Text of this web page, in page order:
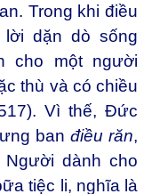
Trong khi điều
dặn dò sống
cho một người
thù và có chiều
Vì thế, Đức
ban điều răn,
dành cho
tiệc li, nghĩa là